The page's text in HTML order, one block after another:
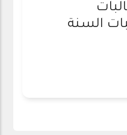
السنة